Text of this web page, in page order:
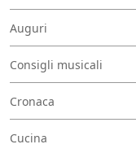
Auguri
Consigli musicali
Cronaca
Cucina